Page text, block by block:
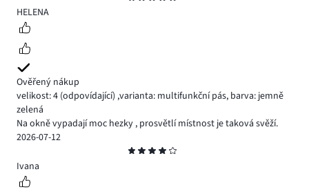
5
HELENA
Ověřený nákup
velikost: 4 (odpovídající) ,varianta: multifunkční pás, barva: jemně
zelená
Na okně vypadají moc hezky , prosvětlí místnost je taková svěží.
2026-07-12
4
Ivana